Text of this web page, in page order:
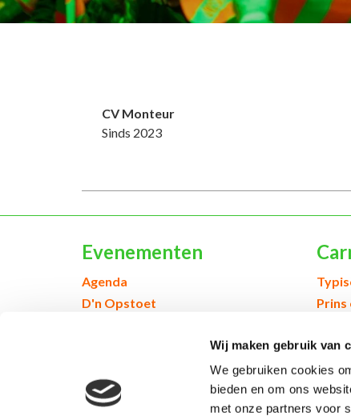
Wij maken gebruik van
We gebruiken cookies
bieden en om ons
met onze partners voor
CV Monteur
Sinds 2023
Evenementen
Agenda
D'n Opstoet
Inschrijven voor evenementen
Prins
© 2026 Kruikenstad. Product van2manydots